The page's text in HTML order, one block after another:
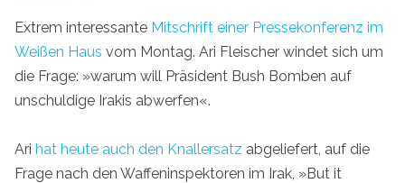
Extrem interessante Mitschrift einer Pressekonferenz im
Weißen Haus vom Montag. Ari Fleischer windet sich um
die Frage: »warum will Präsident Bush Bomben auf
unschuldige Irakis abwerfen«.
Ari hat heute auch den Knallersatz abgeliefert, auf die
Frage nach den Waffeninspektoren im Irak, »But it